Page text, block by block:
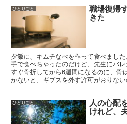
ひとりごと 職場復帰
きた
夕飯に、キムチなべを作って食べまし
手で食べちゃったのだけど、先生にバ
すぐ骨折してから6週間になるのに、骨
かないと、ギブスを外す許可がおりな
ひとりごと 人の心配
けれど、